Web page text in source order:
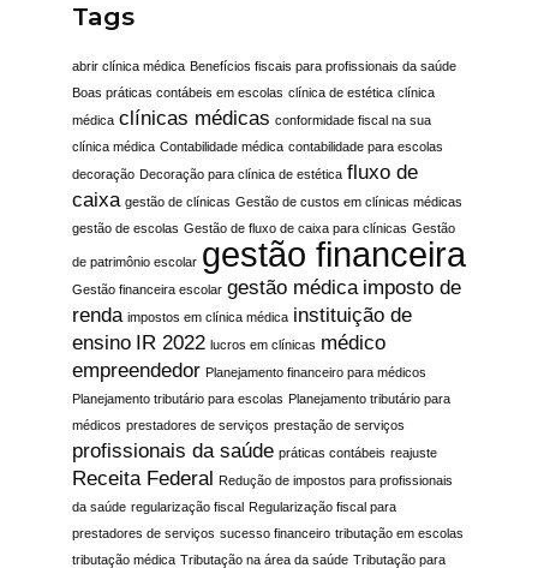
Tags
abrir clínica médica Benefícios fiscais para profissionais da saúde
Boas práticas contábeis em escolas clínica de estética clínica
médica clínicas médicas conformidade fiscal na sua
clínica médica Contabilidade médica contabilidade para escolas
decoração Decoração para clínica de estética fluxo de
caixa gestão de clínicas Gestão de custos em clínicas médicas
gestão de escolas Gestão de fluxo de caixa para clínicas Gestão
de patrimônio escolar gestão financeira
Gestão financeira escolar gestão médica imposto de
renda impostos em clínica médica instituição de
ensino IR 2022 lucros em clínicas médico
empreendedor Planejamento financeiro para médicos
Planejamento tributário para escolas Planejamento tributário para
médicos prestadores de serviços prestação de serviços
profissionais da saúde práticas contábeis reajuste
Receita Federal Redução de impostos para profissionais
da saúde regularização fiscal Regularização fiscal para
prestadores de serviços sucesso financeiro tributação em escolas
tributação médica Tributação na área da saúde Tributação para